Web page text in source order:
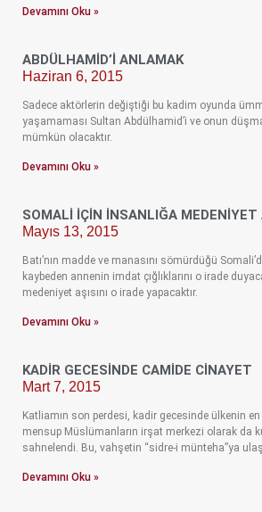
Devamını Oku »
ABDÜLHAMID’I ANLAMAK
Haziran 6, 2015
Sadece aktörlerin değiştiği bu kadim oyunda
yaşamaması Sultan Abdülhamid’i ve onun
mümkün olacaktır.
Devamını Oku »
SOMALI İÇIN İNSANLIĞA MEDENIYET
Mayıs 13, 2015
Batı’nın madde ve manasını sömürdüğü
kaybeden annenin imdat çığlıklarını o irade
medeniyet aşısını o irade yapacaktır.
Devamını Oku »
KADIR GECESINDE CAMIDE CINAYET
Mart 7, 2015
Katliamın son perdesi, kadir gecesinde ülkenin
mensup Müslümanların irşat merkezi olarak da
sahnelendi. Bu, vahşetin “sidre-i münteha”ya
Devamını Oku »